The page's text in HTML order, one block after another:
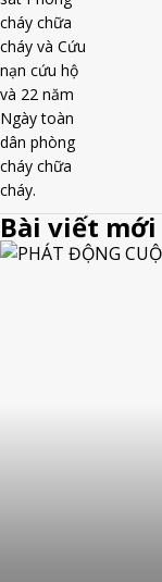
Bài viết mới